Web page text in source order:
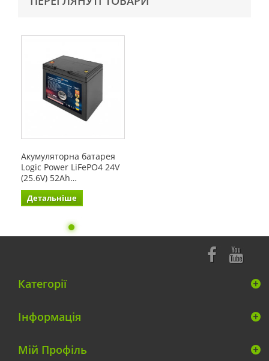
Акумуляторна батарея
Logic Power LiFePO4 24V
(25.6V) 52Ah…
Детальніше
Категорії
Інформація
Мій Профіль